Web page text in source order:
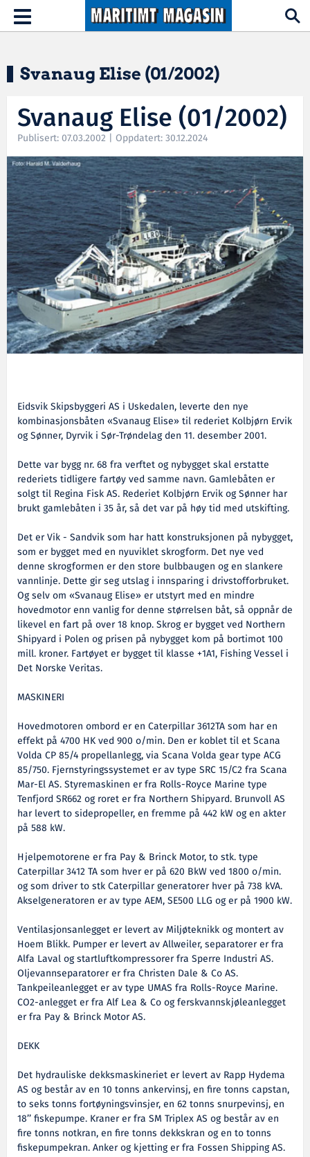
Hopp til hovedinnhold
Toggle
navigation
Svanaug Elise (01/2002)
Svanaug Elise (01/2002)
Publisert: 07.03.2002 | Oppdatert: 30.12.2024
Eidsvik Skipsbyggeri AS i Uskedalen, leverte den nye
kombinasjonsbåten «Svanaug Elise» til rederiet Kolbjørn Ervik
og Sønner, Dyrvik i Sør-Trøndelag den 11. desember 2001.
Dette var bygg nr. 68 fra verftet og nybygget skal erstatte
rederiets tidligere fartøy ved samme navn. Gamlebåten er
solgt til Regina Fisk AS. Rederiet Kolbjørn Ervik og Sønner har
brukt gamlebåten i 35 år, så det var på høy tid med utskifting.
Det er Vik - Sandvik som har hatt konstruksjonen på nybygget,
som er bygget med en nyuviklet skrogform. Det nye ved
denne skrogformen er den store bulbbaugen og en slankere
vannlinje. Dette gir seg utslag i innsparing i drivstofforbruket.
Og selv om «Svanaug Elise» er utstyrt med en mindre
hovedmotor enn vanlig for denne størrelsen båt, så oppnår de
likevel en fart på over 18 knop. Skrog er bygget ved Northern
Shipyard i Polen og prisen på nybygget kom på bortimot 100
mill. kroner. Fartøyet er bygget til klasse +1A1, Fishing Vessel i
Det Norske Veritas.
MASKINERI
Hovedmotoren ombord er en Caterpillar 3612TA som har en
effekt på 4700 HK ved 900 o/min. Den er koblet til et Scana
Volda CP 85/4 propellanlegg, via Scana Volda gear type ACG
85/750. Fjernstyringssystemet er av type SRC 15/C2 fra Scana
Mar-El AS. Styremaskinen er fra Rolls-Royce Marine type
Tenfjord SR662 og roret er fra Northern Shipyard. Brunvoll AS
har levert to sidepropeller, en fremme på 442 kW og en akter
på 588 kW.
Hjelpemotorene er fra Pay & Brinck Motor, to stk. type
Caterpillar 3412 TA som hver er på 620 BkW ved 1800 o/min.
og som driver to stk Caterpillar generatorer hver på 738 kVA.
Akselgeneratoren er av type AEM, SE500 LLG og er på 1900 kW.
Ventilasjonsanlegget er levert av Miljøteknikk og montert av
Hoem Blikk. Pumper er levert av Allweiler, separatorer er fra
Alfa Laval og startluftkompressorer fra Sperre Industri AS.
Oljevannseparatorer er fra Christen Dale & Co AS.
Tankpeileanlegget er av type UMAS fra Rolls-Royce Marine.
CO2-anlegget er fra Alf Lea & Co og ferskvannskjøleanlegget
er fra Pay & Brinck Motor AS.
DEKK
Det hydrauliske dekksmaskineriet er levert av Rapp Hydema
AS og består av en 10 tonns ankervinsj, en fire tonns capstan,
to seks tonns fortøyningsvinsjer, en 62 tonns snurpevinsj, en
18’’ fiskepumpe. Kraner er fra SM Triplex AS og består av en
fire tonns notkran, en fire tonns dekkskran og en to tonns
fiskepumpekran. Anker og kjetting er fra Fossen Shipping AS.